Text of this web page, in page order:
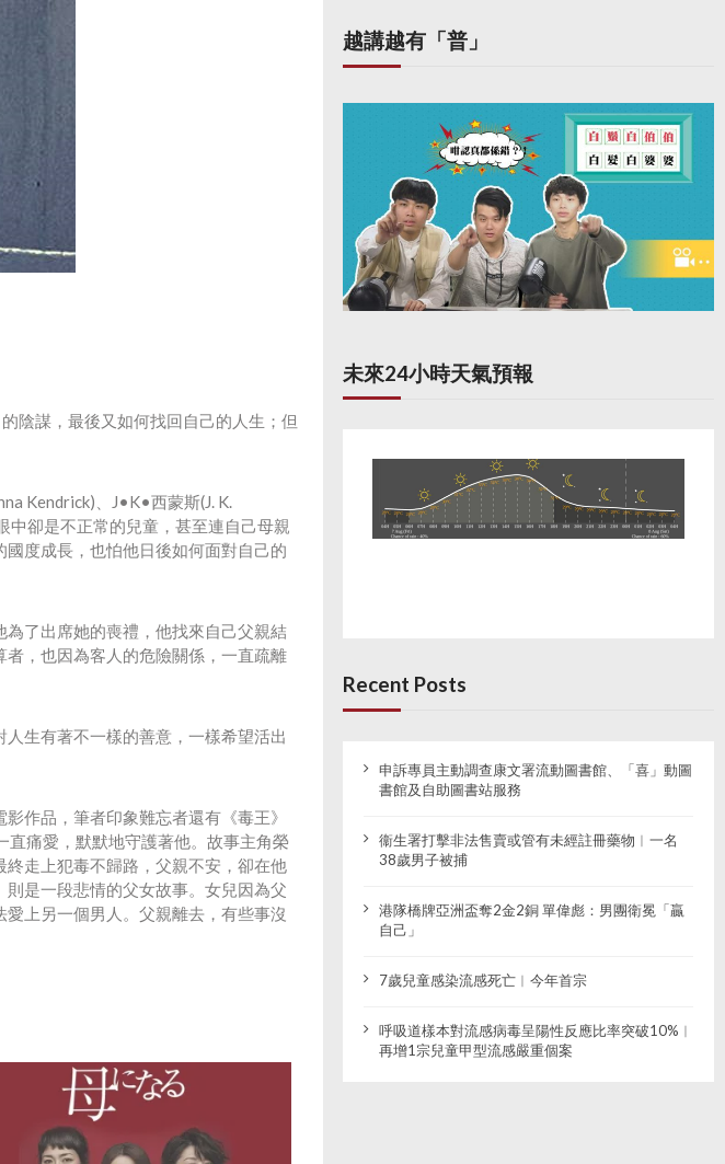
陰謀，最後又如何找回自己的人生；但
Kendrick)、J•K•西蒙斯(J. K.
中卻是不正常的兒童，甚至連自己母親
度成長，也怕他日後如何面對自己的
了出席她的喪禮，他找來自己父親結
，也因為客人的危險關係，一直疏離
生有著不一樣的善意，一樣希望活出
作品，筆者印象難忘者還有《毒王》
痛愛，默默地守護著他。故事主角榮
走上犯毒不歸路，父親不安，卻在他
是一段悲情的父女故事。女兒因為父
上另一個男人。父親離去，有些事沒
越講越有「普」
未來24小時天氣預報
Recent Posts
申訴專員主動調查康文署流動圖書館、「喜」動圖
書館及自助圖書站服務
衞生署打擊非法售賣或管有未經註冊藥物︱一名
38歲男子被捕
港隊橋牌亞洲盃奪2金2銅 單偉彪：男團衛冕「贏
自己」
7歲兒童感染流感死亡︱今年首宗
呼吸道樣本對流感病毒呈陽性反應比率突破10%︱
再增1宗兒童甲型流感嚴重個案